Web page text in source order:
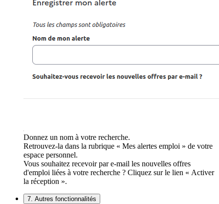
Donnez un nom à votre recherche.
Retrouvez-la dans la rubrique « Mes alertes emploi » de votre
espace personnel.
Vous souhaitez recevoir par e-mail les nouvelles offres
d'emploi liées à votre recherche ? Cliquez sur le lien « Activer
la réception ».
7. Autres fonctionnalités